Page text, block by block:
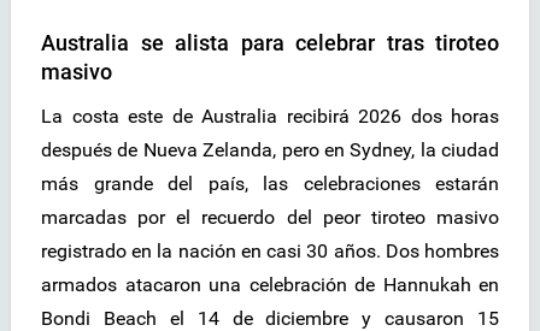
Australia se alista para celebrar tras tiroteo
masivo
La costa este de Australia recibirá 2026 dos horas
después de Nueva Zelanda, pero en Sydney, la ciudad
más grande del país, las celebraciones estarán
marcadas por el recuerdo del peor tiroteo masivo
registrado en la nación en casi 30 años. Dos hombres
armados atacaron una celebración de Hannukah en
Bondi Beach el 14 de diciembre y causaron 15